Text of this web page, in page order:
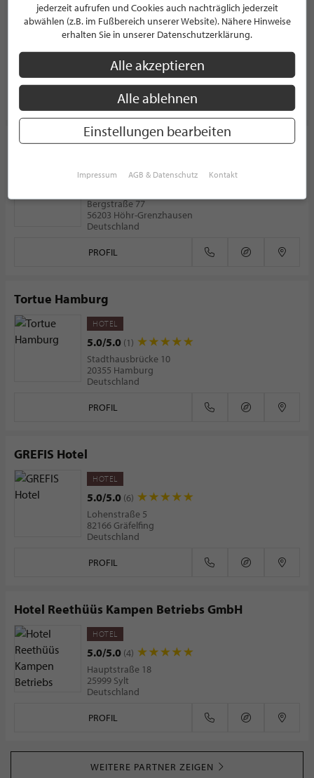
HOTEL
Salzgaesschen 6
Deutschland
Hotel Heinz
Bergstraße 77
56203 Höhr-Grenzhausen
Deutschland
PROFIL
Tortue Hamburg
HOTEL
5.0/5.0 (1)
Stadthausbrücke 10
20355 Hamburg
Deutschland
PROFIL
GREFIS Hotel
HOTEL
5.0/5.0 (6)
Lohenstraße 5
82166 Gräfelfing
Deutschland
PROFIL
Hotel Reethüüs Kampen Betriebs GmbH
HOTEL
5.0/5.0 (4)
Hauptstraße 18
25999 Sylt
Deutschland
PROFIL
WEITERE PARTNER ZEIGEN
jederzeit aufrufen und Cookies auch nachträglich jederzeit
abwählen (z.B. im Fußbereich unserer Website). Nähere Hinweise
erhalten Sie in unserer Datenschutzerklärung.
Alle akzeptieren
Alle ablehnen
Einstellungen bearbeiten
Impressum AGB & Datenschutz Kontakt